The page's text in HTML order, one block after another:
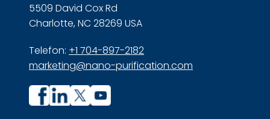
5509 David Cox Rd
Charlotte, NC 28269 USA
Telefon: +1 704-897-2182
marketing@nano-purification.com